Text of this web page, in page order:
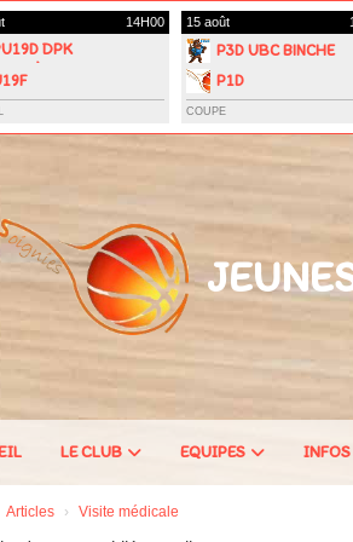
14H00
DPK
15 août
P3D UBC BINCHE
P1D
COUPE
LE CLUB EQUIPES
Articles Visite médicale
cookies